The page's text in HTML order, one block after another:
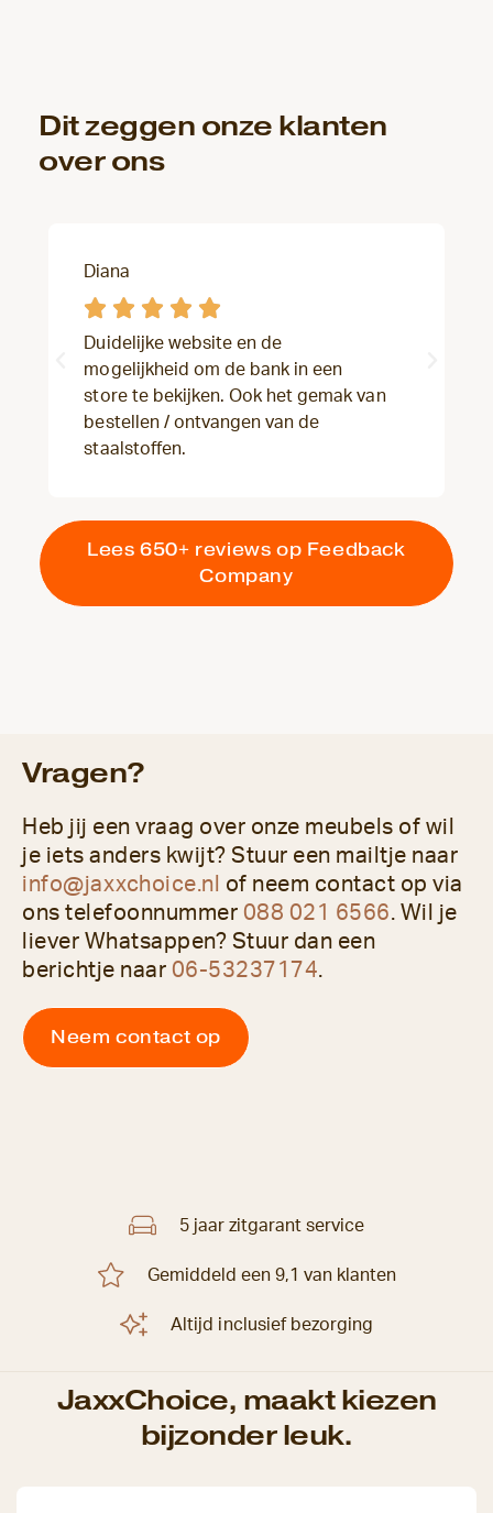
Dit zeggen onze klanten
over ons
Diana
    
Duidelijke website en de
mogelijkheid om de bank in een
store te bekijken. Ook het gemak van
bestellen / ontvangen van de
staalstoffen.
Lees 650+ reviews op Feedback
Company
Vragen?
Heb jij een vraag over onze meubels of wil
je iets anders kwijt? Stuur een mailtje naar
info@jaxxchoice.nl
of neem contact op via
ons telefoonnummer 088 021 6566. Wil je
liever Whatsappen? Stuur dan een
berichtje naar 06-53237174.
Neem contact op
5 jaar zitgarant service
Gemiddeld een 9,1 van klanten
Altijd inclusief bezorging
JaxxChoice, maakt kiezen
bijzonder leuk.